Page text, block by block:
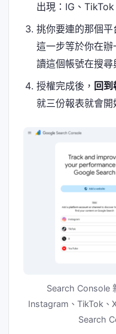
出現：IG、
挑你要連的那個平
這一步等於你在
讀這個帳號在搜
授權完成後， 回到
就三份報表就會開
Search Console
Instagram、TikTok、
Search